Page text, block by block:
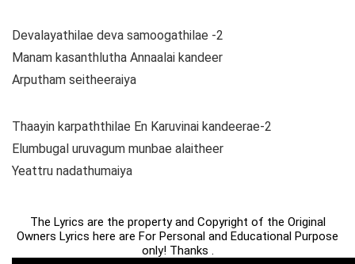
Devalayathilae deva samoogathilae -2
Manam kasanthlutha Annaalai kandeer
Arputham seitheeraiya
Thaayin karpaththilae En Karuvinai kandeerae-2
Elumbugal uruvagum munbae alaitheer
Yeattru nadathumaiya
The Lyrics are the property and Copyright of the Original
Owners Lyrics here are For Personal and Educational Purpose
only! Thanks .